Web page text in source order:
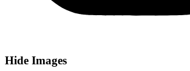
Hide Images